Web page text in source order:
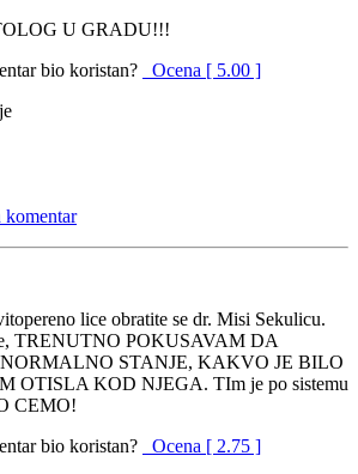
U GRADU!!!
bio koristan?
Ocena [ 5.00 ]
komentar
lice obratite se dr. Misi Sekulicu.
TRENUTNO POKUSAVAM DA
STANJE, KAKVO JE BILO
OTISLA KOD NJEGA. TIm je po sistemu
CEMO!
bio koristan?
Ocena [ 2.75 ]